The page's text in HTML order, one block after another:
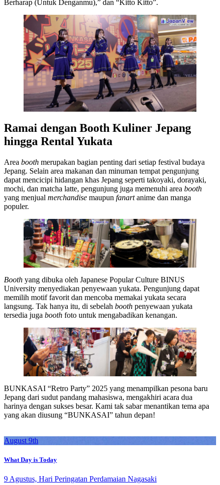
Berharap (Untuk Denganmu),” dan “Kitto Kitto”.
Ramai dengan Booth Kuliner Jepang
hingga Rental Yukata
Area booth merupakan bagian penting dari setiap festival budaya
Jepang. Selain area makanan dan minuman tempat pengunjung
dapat mencicipi hidangan khas Jepang seperti takoyaki, dorayaki,
mochi, dan matcha latte, pengunjung juga memenuhi area booth
yang menjual merchandise maupun fanartanime dan manga
populer.
Booth yang dibuka oleh Japanese Popular Culture BINUS
University menyediakan penyewaan yukata. Pengunjung dapat
memilih motif favorit dan mencoba memakai yukata secara
langsung. Tak hanya itu, di sebelah booth penyewaan yukata
tersedia juga booth foto untuk mengabadikan kenangan.
BUNKASAI “Retro Party” 2025 yang menampilkan pesona baru
Jepang dari sudut pandang mahasiswa, mengakhiri acara dua
harinya dengan sukses besar. Kami tak sabar menantikan tema apa
yang akan diusung “BUNKASAI” tahun depan!
August 9th
What Day is Today
9 Agustus, Hari Peringatan Perdamaian Nagasaki